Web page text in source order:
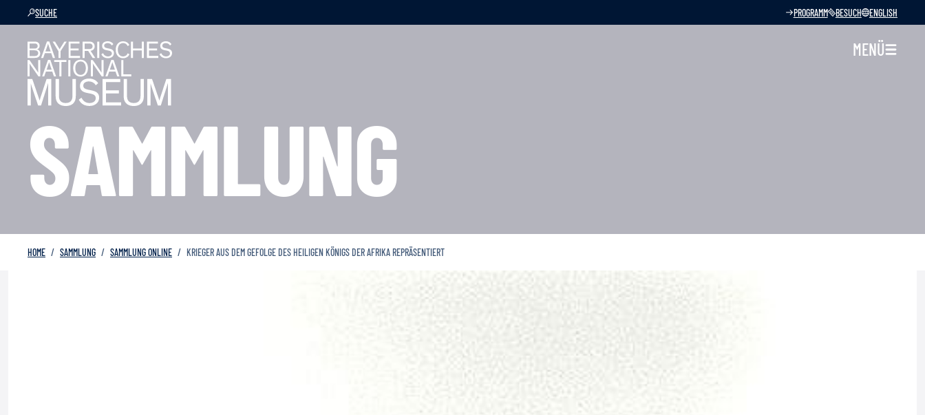
SUCHE PROGRAMM BESUCH ENGLISH
MENÜ
SAMMLUNG
HOME SAMMLUNG SAMMLUNG ONLINE KRIEGER AUS DEM GEFOLGE DES HEILIGEN KÖNIGS DER AFRIKA REPRÄSENTIERT